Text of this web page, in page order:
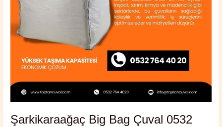
Şarkikaraağaç Big Bag Çuval 0532